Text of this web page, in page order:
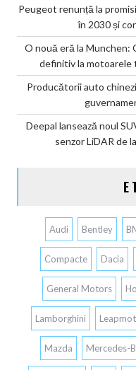
Peugeot renunță la
în 2030 și
O nouă eră la Munchen:
definitiv la motoarele
Producătorii auto
Deepal lansează noul
senzor LiDAR de
Audi Bentley
Compacte Dacia
General Motors
Lamborghini
Mazda Mercedes-